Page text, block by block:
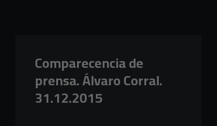
Comparecencia de
prensa. Álvaro Corral.
31.12.2015